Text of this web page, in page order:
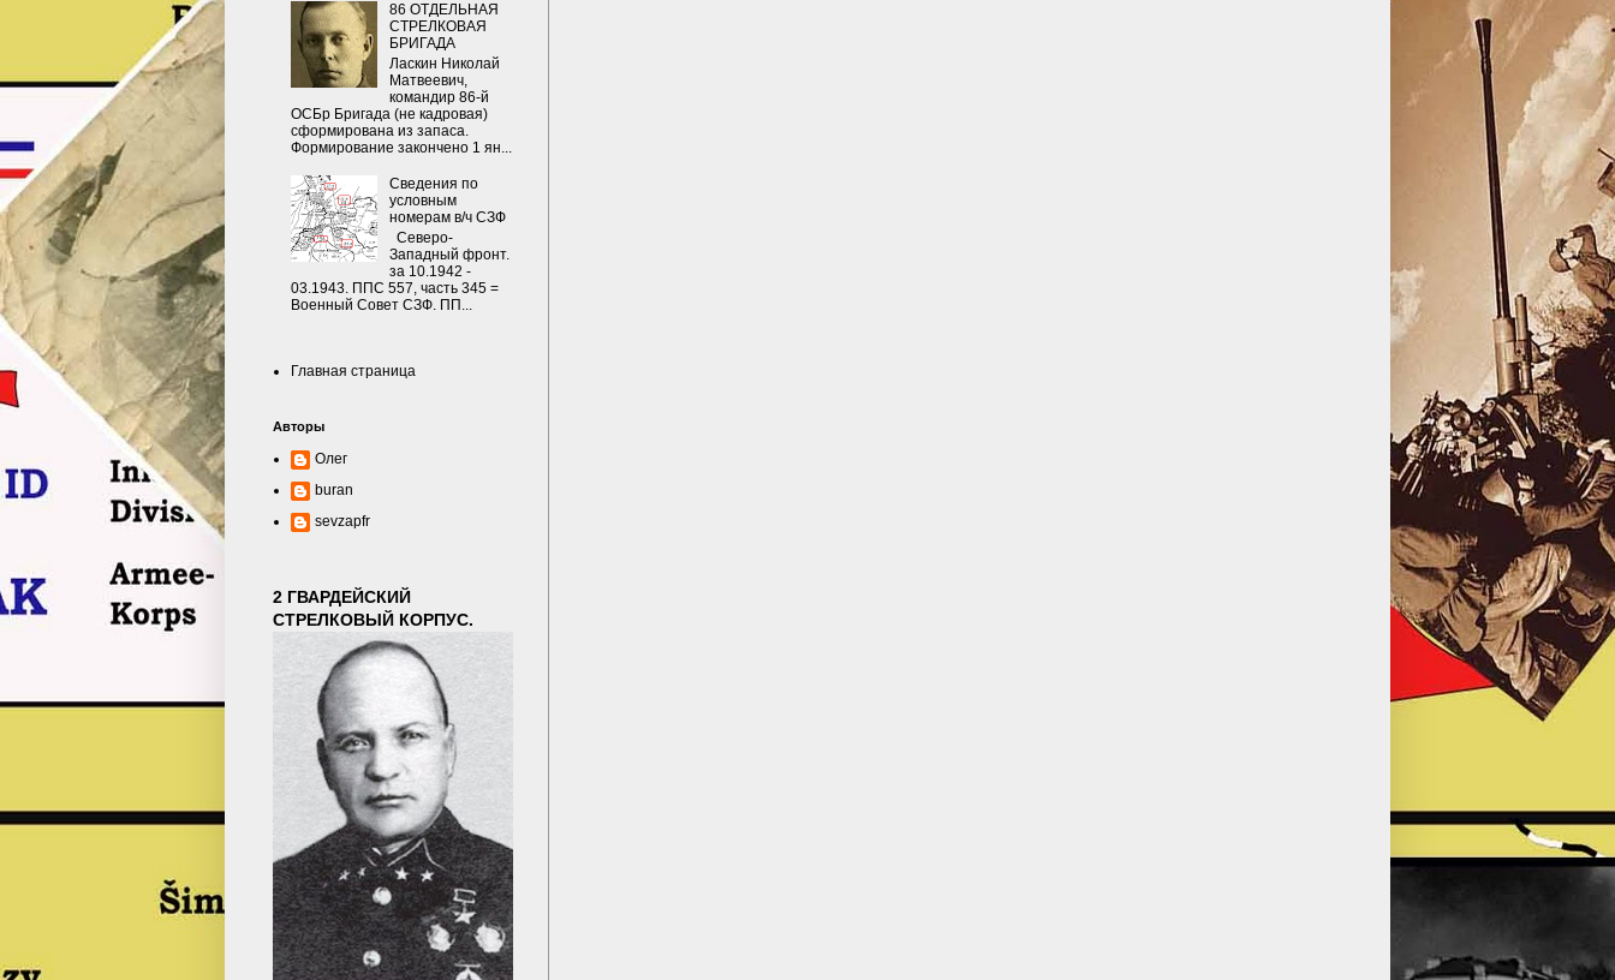
86 ОТДЕЛЬНАЯ
СТРЕЛКОВАЯ
БРИГАДА
Ласкин Николай
Матвеевич,
командир 86-й
ОСБр Бригада (не кадровая)
сформирована из запаса.
Формирование закончено 1 ян...
Сведения по
условным
номерам в/ч СЗФ
Северо-
Западный фронт.
за 10.1942 -
03.1943. ППС 557, часть 345 =
Военный Совет СЗФ. ПП...
Главная страница
Авторы
Олег
buran
sevzapfr
2 ГВАРДЕЙСКИЙ
СТРЕЛКОВЫЙ КОРПУС.